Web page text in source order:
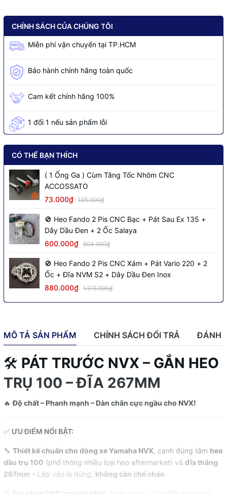
CHÍNH SÁCH CỦA CHÚNG TÔI
Miễn phí vận chuyển tại TP.HCM
Bảo hành chính hãng toàn quốc
Cam kết chính hãng 100%
1 đổi 1 nếu sản phẩm lỗi
CÓ THỂ BẠN THÍCH
( 1 Ống Ga ) Cùm Tăng Tốc Nhôm CNC
ACCOSSATO
73.000₫ 135.000₫
🚫 Heo Fando 2 Pis CNC Bạc + Pát Sau Ex 135 +
Dây Dầu Đen + 2 Ốc Salaya
600.000₫ 804.000₫
🚫 Heo Fando 2 Pis CNC Xám + Pát Vario 220 + 2
Ốc + Đĩa NVM S2 + Dây Dầu Đen Inox
880.000₫ 1.315.000₫
MÔ TẢ SẢN PHẨM CHÍNH SÁCH ĐỔI TRẢ ĐÁNH
🛠️ PÁT TRƯỚC NVX – GẮN HEO
TRỤ 100 – ĐĨA 267MM
🔥Độ chất – Phanh mạnh – Dàn chân cực ngầu cho NVX!
✅ ƯU ĐIỂM NỔI BẬT:
🔧 Thiết kế chuẩn cho dòng xe Yamaha NVX, canh đúng tâm heo
dầu trụ 100 (phổ thông nhiều loại heo aftermarket) và đĩa thắng
267mm – Lắp vào là dùng, không cần chế cháo